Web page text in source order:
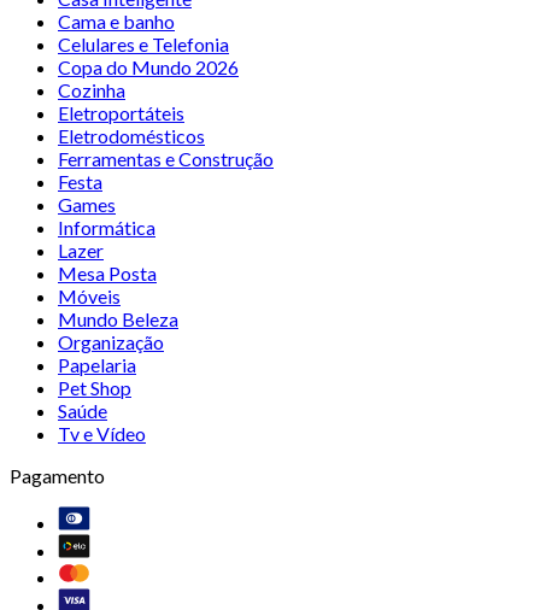
Cama e banho
Celulares e Telefonia
Copa do Mundo 2026
Cozinha
Eletroportáteis
Eletrodomésticos
Ferramentas e Construção
Festa
Games
Informática
Lazer
Mesa Posta
Móveis
Mundo Beleza
Organização
Papelaria
Pet Shop
Saúde
Tv e Vídeo
Pagamento